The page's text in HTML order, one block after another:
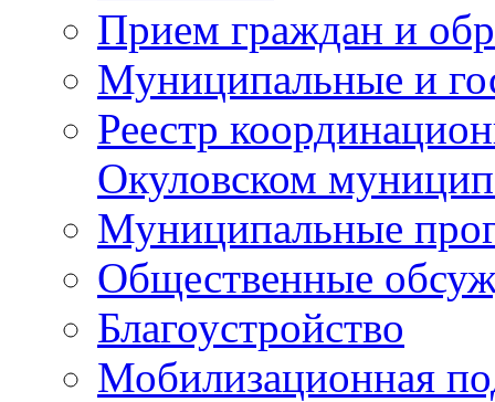
Прием граждан и
Муниципальные и
Реестр
Окуловском
Муниципальные
Общественные
Благоустройство
Мобилизационная